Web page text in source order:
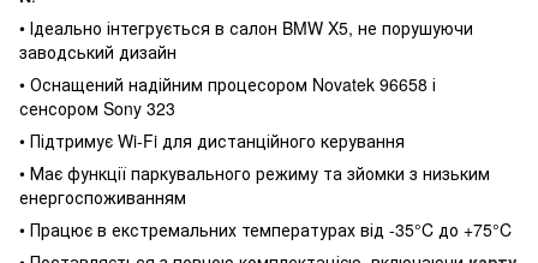
• Ідеально інтегрується в салон BMW X5, не порушуючи
заводський дизайн
• Оснащений надійним процесором Novatek 96658 і
сенсором Sony 323
• Підтримує Wi-Fi для дистанційного керування
• Має функції паркувального режиму та зйомки з низьким
енергоспоживанням
• Працює в екстремальних температурах від -35°C до +75°C